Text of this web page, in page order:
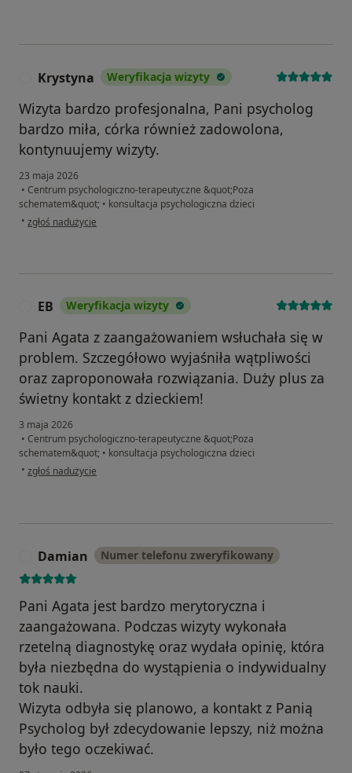
Krystyna Weryfikacja wizyty
Wizyta bardzo profesjonalna, Pani psycholog
bardzo miła, córka również zadowolona,
kontynuujemy wizyty.
23 maja 2026
• Centrum psychologiczno-terapeutyczne &quot;Poza
schematem&quot; • konsultacja psychologiczna dzieci
• w opinii użytkownika Krystyna
zgłoś nadużycie
EB Weryfikacja wizyty
Pani Agata z zaangażowaniem wsłuchała się w
problem. Szczegółowo wyjaśniła wątpliwości
oraz zaproponowała rozwiązania. Duży plus za
świetny kontakt z dzieckiem!
3 maja 2026
• Centrum psychologiczno-terapeutyczne &quot;Poza
schematem&quot; • konsultacja psychologiczna dzieci
• w opinii użytkownika EB
zgłoś nadużycie
Damian Numer telefonu zweryfikowany
Pani Agata jest bardzo merytoryczna i
zaangażowana. Podczas wizyty wykonała
rzetelną diagnostykę oraz wydała opinię, która
była niezbędna do wystąpienia o indywidualny
tok nauki.
Wizyta odbyła się planowo, a kontakt z Panią
Psycholog był zdecydowanie lepszy, niż można
było tego oczekiwać.